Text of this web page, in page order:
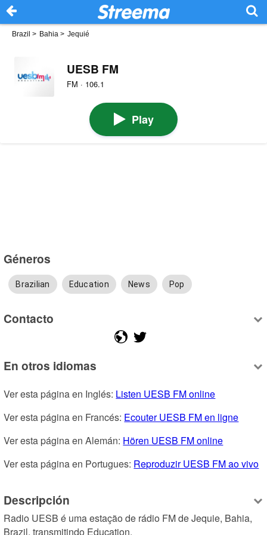
Brazil > Bahia > Jequié
UESB FM
FM · 106.1
Play
Géneros
Brazilian Education News Pop
Contacto
En otros idiomas
Ver esta página en Inglés: Listen UESB FM online
Ver esta página en Francés: Ecouter UESB FM en ligne
Ver esta página en Alemán: Hören UESB FM online
Ver esta página en Portugues: Reproduzir UESB FM ao vivo
Descripción
Radio UESB é uma estação de rádio FM de Jequie, Bahia,
Brazil, transmitindo Education.